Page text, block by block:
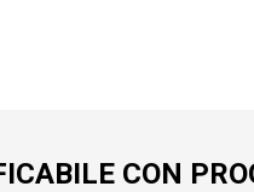
CON